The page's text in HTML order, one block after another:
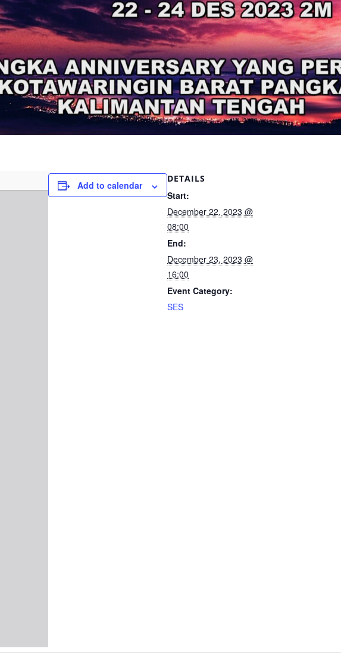
Add to calendar
DETAILS
Start:
December 22, 2023 @
08:00
End:
December 23, 2023 @
16:00
Event Category:
SES